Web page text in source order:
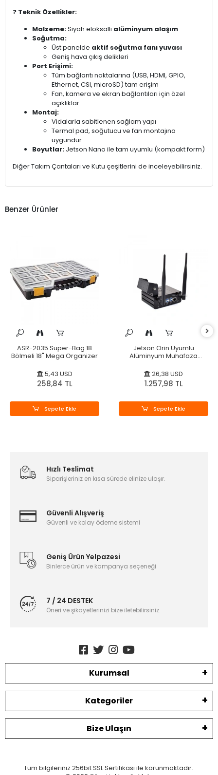
? Teknik Özellikler:
Malzeme:Siyah eloksallı alüminyum alaşım
Soğutma:
Üst panelde aktif soğutma fanı yuvası
Geniş hava çıkış delikleri
Port Erişimi:
Tüm bağlantı noktalarına (USB, HDMI, GPIO,
Ethernet, CSI, microSD) tam erişim
Fan, kamera ve ekran bağlantıları için özel
açıklıklar
Montaj:
Vidalarla sabitlenen sağlam yapı
Termal pad, soğutucu ve fan montajına
uygundur
Boyutlar: Jetson Nano ile tam uyumlu (kompakt form)
Diğer Takım Çantaları ve Kutu çeşitlerini de inceleyebilirsiniz.
Benzer Ürünler
ASR-2035 Super-Bag 18
Bölmeli 18" Mega Organizer
5,43 USD
258,84 TL
Sepete Ekle
Jetson Orin Uyumlu
Alüminyum Muhafaza
26,38 USD
1.257,98 TL
Sepete Ekle
Hızlı Teslimat
Siparişleriniz en kısa sürede elinize ulaşır.
Güvenli Alışveriş
Güvenli ve kolay ödeme sistemi
Geniş Ürün Yelpazesi
Binlerce ürün ve kampanya seçeneği
7 / 24 DESTEK
Öneri ve şikayetlerinizi bize iletebilirsiniz.
Kurumsal
Kategoriler
Bize Ulaşın
Tüm bilgileriniz 256bit SSL Sertifikası ile korunmaktadır.